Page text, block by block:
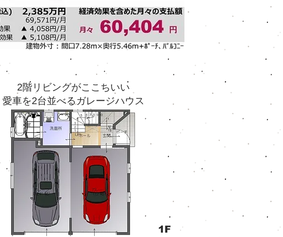
2階リビングがここちいい
愛車を2台並べるガレージハウス
1F